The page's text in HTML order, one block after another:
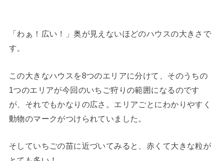
「わぁ！広い！」奥が見えないほどのハウスの大きさで
す。
この大きなハウスを8つのエリアに分けて、そのうちの
1つのエリアが今回のいちご狩りの範囲になるのです
が、それでもかなりの広さ。エリアごとにわかりやすく
動物のマークがつけられていました。
そしていちごの苗に近づいてみると、赤くて大きな粒が